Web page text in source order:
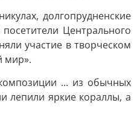
долгопрудненские
Центрального
участие в творческом
мир».
... из обычных
лепили яркие кораллы, а